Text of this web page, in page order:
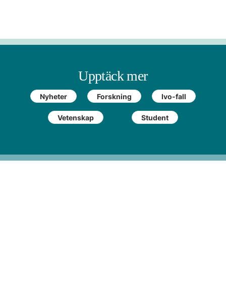
Upptäck mer
Nyheter Forskning Ivo-fall
Vetenskap Student